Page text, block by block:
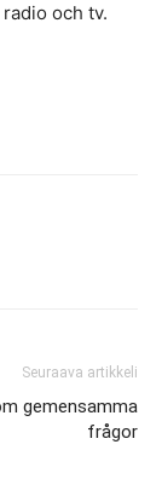
och tv.
Seuraava artikkeli
gemensamma
frågor